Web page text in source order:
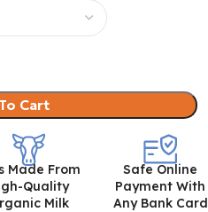
Cart
Made From
Quality
Milk
Safe Online
Payment With
Any Bank Card